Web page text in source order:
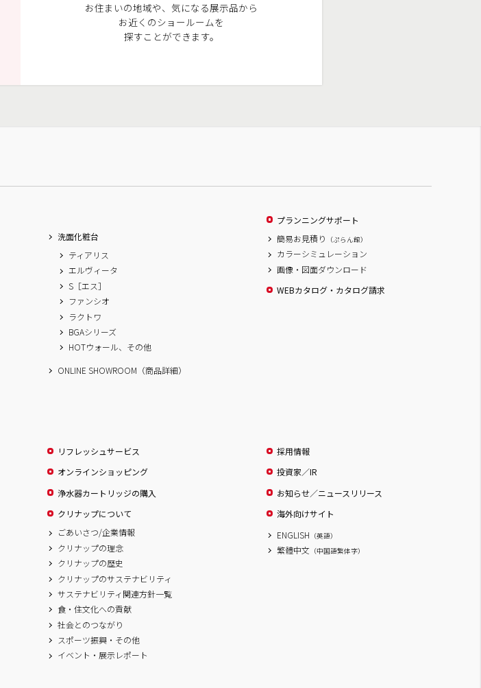
お住まいの地域や、 気になる展示品から
お近くのショールームを
探すことができます。
洗面化粧台
ティアリス
エルヴィータ
S［エス］
ファンシオ
ラクトワ
BGAシリーズ
HOTウォール、その他
ONLINE SHOWROOM（商品詳細）
プランニングサポート
簡易お見積り
（ぷらん館）
カラーシミュレーション
画像・図面ダウンロード
WEBカタログ・カタログ請求
リフレッシュサービス
オンラインショッピング
浄水器カートリッジの購入
クリナップについて
ごあいさつ/企業情報
クリナップの理念
クリナップの歴史
クリナップのサステナビリティ
サステナビリティ関連方針一覧
食・住文化への貢献
社会とのつながり
スポーツ振興・その他
イベント・展示レポート
採用情報
投資家／IR
お知らせ／ニュースリリース
海外向けサイト
ENGLISH （英語）
繁體中文 （中国語繁体字）